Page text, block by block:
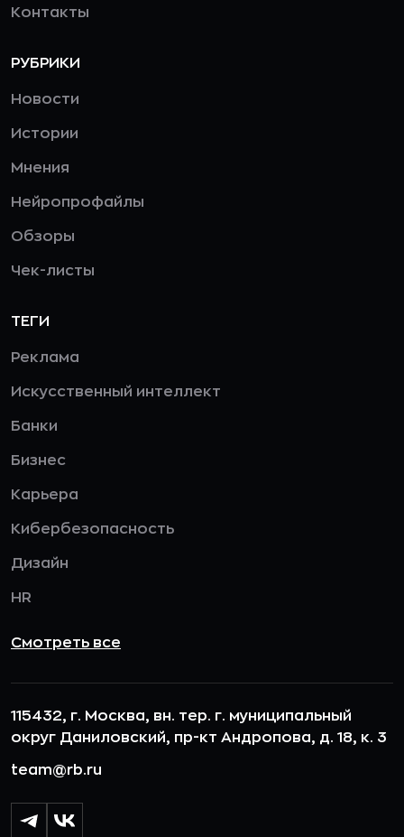
Контакты
РУБРИКИ
Новости
Истории
Мнения
Нейропрофайлы
Обзоры
Чек-листы
ТЕГИ
Реклама
Искусственный интеллект
Банки
Бизнес
Карьера
Кибербезопасность
Дизайн
HR
Смотреть все
115432, г. Москва, вн. тер. г. муниципальный
округ Даниловский, пр-кт Андропова, д. 18, к. 3
team@rb.ru